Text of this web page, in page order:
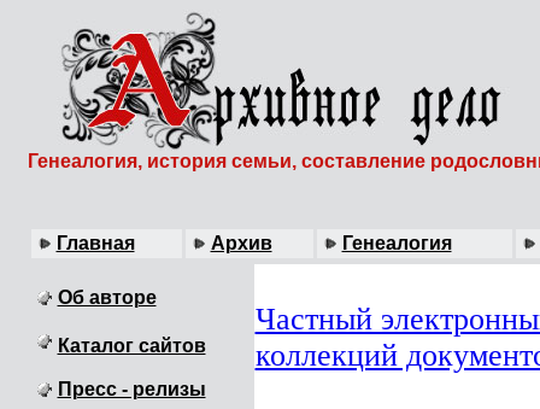
Генеалогия, история семьи, составление
Главная Архив Генеалогия
Об авторе
Каталог сайтов
Пресс - релизы
Частный
коллекций